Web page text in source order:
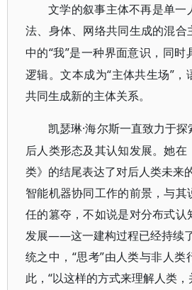
文学的叙事主体不再是单一
法、身体、网络共同生成的混合
中的“我”是一种界面意识，同
逻辑。文本成为“主体共生场”，
共同生成新的主体关系。
凯瑟琳·海尔斯一直致力于
后人类形态及其认知发展。她在
类》的结尾表达了对后人类未来
智能机器协同工作的前景，与
任的篡夺，不如说是对分布式认
发展——这一建构过程已经持续
统之中，“思考”由人类与非人类
此，“以这样的方式来理解人类